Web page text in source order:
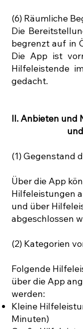
(6) Räumliche
Die
begrenzt auf in
Die App ist
Hilfeleistende
gedacht.
II. Anbieten und
(1) Gegenstand
Über die App
Hilfeleistungen
und über
abgeschlossen
(2) Kategorien
Folgende
über die App
werden:
Kleine
Minuten)